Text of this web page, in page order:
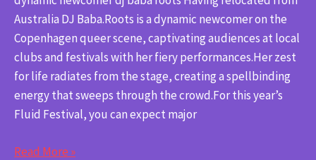
Australia DJ Baba.Roots is a dynamic newcomer on the
Copenhagen queer scene, captivating audiences at local
clubs and festivals with her fiery performances.Her zest
for life radiates from the stage, creating a spellbinding
energy that sweeps through the crowd.For this year’s
Fluid Festival, you can expect major
Read More »